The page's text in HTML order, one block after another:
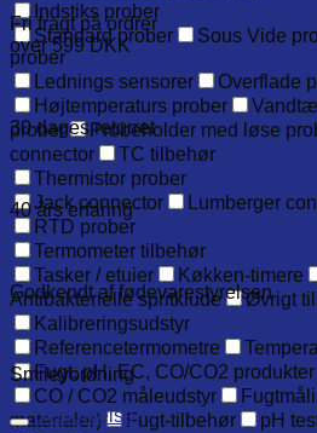
Indstiks prober
Standard prober
Sous Vide
prober
Lednings sensorer
Overflade
Højtemperaturs prober
prober
Probeholder med løse
connector
TC tilbehør
Thermistor prober
Jack connector
Lumberger
RTD prober
Termometer tilbehør
Tasker / etuier
Køkken-timere
Antibakterielle spritklude
Øvrigt
Kalibreringsudstyr
Referencetermometre
Fugt, pH, EC, CO/CO2 produkter
CO / CO2 måleudstyr
materialer)
Fugt-tilbehør
pH
Fri fragt på ordrer
over 599 DKK
30 dages returret
40 års erfaring
Godkendt af fødevarestyrelsen
Smileyordning
Beskrivelse